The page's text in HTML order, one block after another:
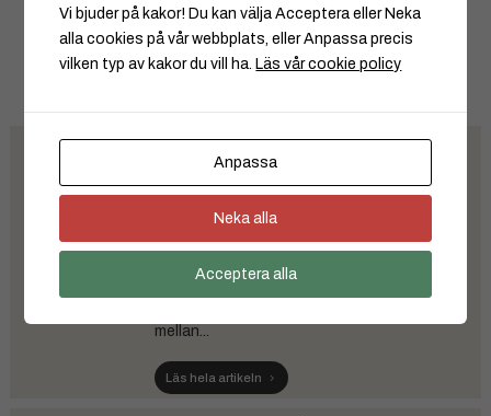
Startsida|Åtvidaberg
Gåvan Second Hand firar
30 år- tre decennier av
återbruk, gemenskap och
hjälp till medmänniskor
JUL 09, 2026
I år firar Gåvan Second Hand i Åtvidaberg 30
mellan...
Läs hela artikeln
Vi bjuder på kakor! Du kan välja Acceptera eller Neka
alla cookies på vår webbplats, eller Anpassa precis
vilken typ av kakor du vill ha.Läs vår cookie policy
Anpassa
Neka alla
Acceptera alla